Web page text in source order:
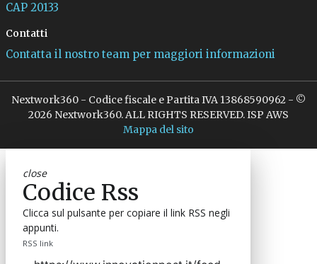
CAP 20133
Contatti
Contatta il nostro team per maggiori informazioni
Nextwork360 - Codice fiscale e Partita IVA 13868590962 - ©
2026 Nextwork360. ALL RIGHTS RESERVED. ISP AWS
Mappa del sito
close
Codice Rss
Clicca sul pulsante per copiare il link RSS negli
appunti.
RSS link